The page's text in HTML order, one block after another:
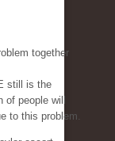
together
still is the
people will
to this problem.